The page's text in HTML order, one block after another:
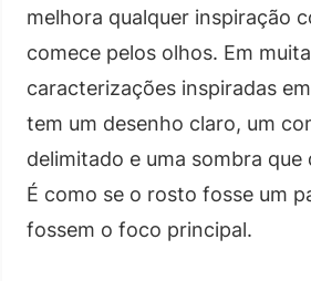
melhora qualquer inspiração
comece pelos olhos. Em
caracterizações inspiradas
tem um desenho claro, um
delimitado e uma sombra
É como se o rosto fosse um
fossem o foco principal.